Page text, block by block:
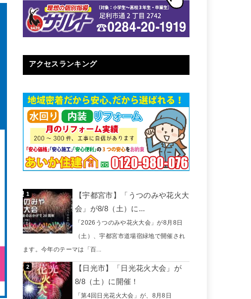
アクセスランキング
【宇都宮市】「うつのみや花火大
会」が8/8（土）に...
「2026うつのみや花火大会」が8月8日
（土）、宇都宮市道場宿緑地で開催され
ます。今年のテーマは「百...
【日光市】「日光花火大会」が
8/8（土）に開催！
「第4回日光花火大会」が、8月8日